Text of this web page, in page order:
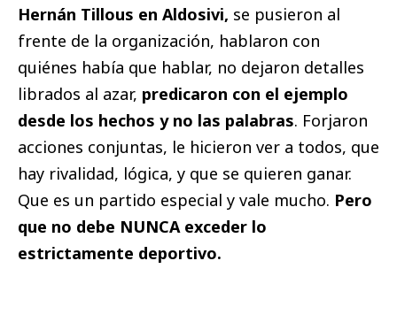
Hernán Tillous en Aldosivi, se pusieron al
frente de la organización, hablaron con
quiénes había que hablar, no dejaron detalles
librados al azar, predicaron con el ejemplo
desde los hechos y no las palabras. Forjaron
acciones conjuntas, le hicieron ver a todos, que
hay rivalidad, lógica, y que se quieren ganar.
Que es un partido especial y vale mucho. Pero
que no debe NUNCA exceder lo
estrictamente deportivo.